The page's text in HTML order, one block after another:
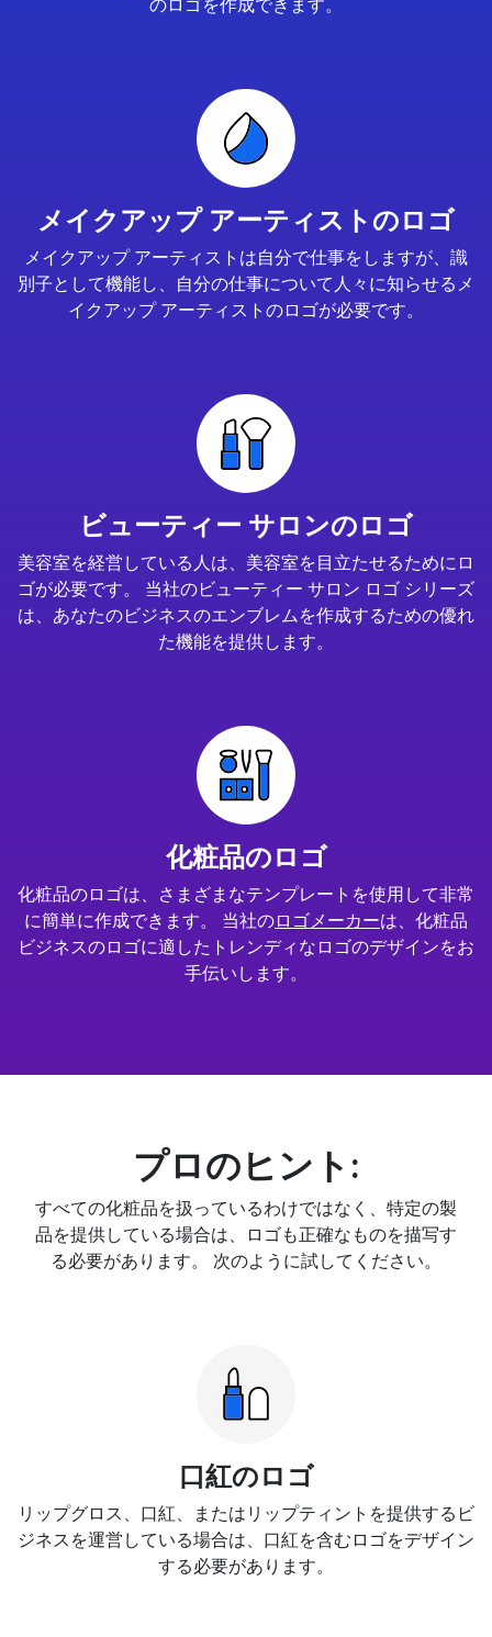
のロゴを作成できます。
メイクアップ アーティストのロゴ
メイクアップ アーティストは自分で仕事をしますが、識
別子として機能し、自分の仕事について人々に知らせるメ
イクアップ アーティストのロゴが必要です。
ビューティー サロンのロゴ
美容室を経営している人は、美容室を目立たせるためにロ
ゴが必要です。 当社のビューティー サロン ロゴ シリーズ
は、あなたのビジネスのエンブレムを作成するための優れ
た機能を提供します。
化粧品のロゴ
化粧品のロゴは、さまざまなテンプレートを使用して非常
に簡単に作成できます。 当社のロゴメーカーは、化粧品
ビジネスのロゴに適したトレンディなロゴのデザインをお
手伝いします。
プロのヒント:
すべての化粧品を扱っているわけではなく、特定の製
品を提供している場合は、ロゴも正確なものを描写す
る必要があります。 次のように試してください。
口紅のロゴ
リップグロス、口紅、またはリップティントを提供するビ
ジネスを運営している場合は、口紅を含むロゴをデザイン
する必要があります。